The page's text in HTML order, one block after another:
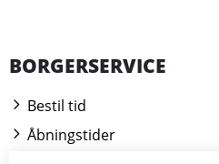
BORGERSERVICE
Bestil tid
Åbningstider